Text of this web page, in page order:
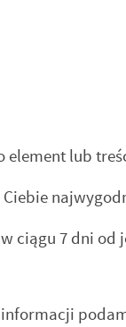
element lub
ciągu 7 dni od